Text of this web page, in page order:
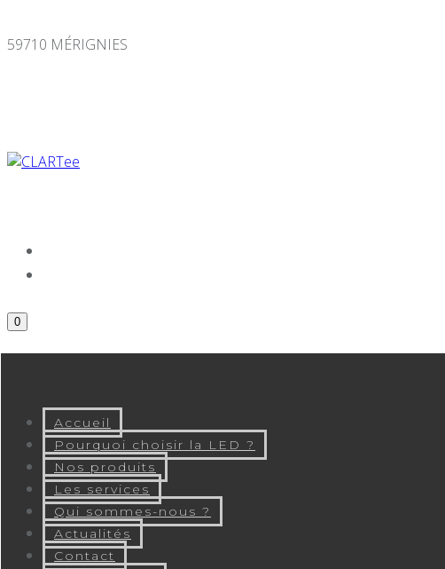
59710 MÉRIGNIES
0
Accueil
Pourquoi choisir la LED ?
Nos produits
Les services
Qui sommes-nous ?
Actualités
Contact